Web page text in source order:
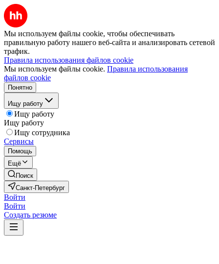
Мы используем файлы cookie, чтобы обеспечивать
правильную работу нашего веб-сайта и анализировать сетевой
трафик.
Правила использования файлов cookie
Мы используем файлы cookie. Правила использования
файлов cookie
Понятно
Ищу работу
Ищу работу
Ищу работу
Ищу сотрудника
Сервисы
Помощь
Ещё
Поиск
Санкт-Петербург
Войти
Войти
Создать резюме